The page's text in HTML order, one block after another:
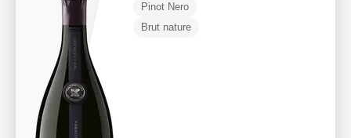
Pinot Nero
Brut nature